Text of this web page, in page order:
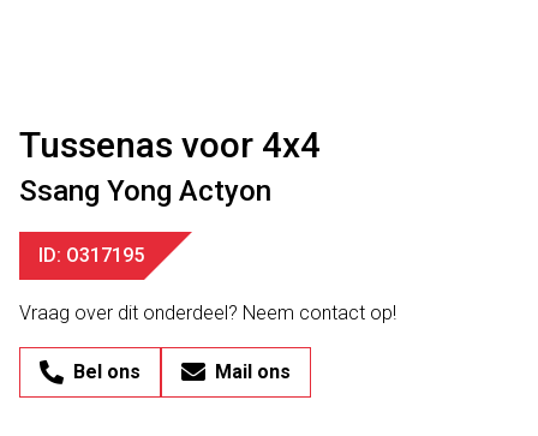
Tussenas voor 4x4
Ssang Yong Actyon
ID: O317195
Vraag over dit onderdeel? Neem contact op!
Bel ons Mail ons